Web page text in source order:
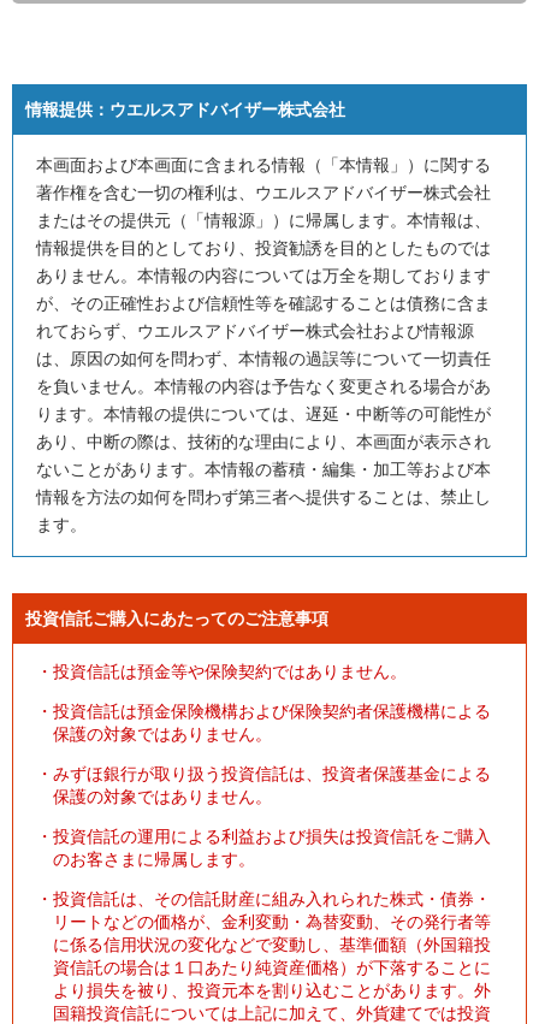
情報提供： ウエルスアドバイザー株式会社
本画面および本画面に含まれる情報（「本情報」）に関する
著作権を含む一切の権利は、ウエルスアドバイザー株式会社
またはその提供元（「情報源」）に帰属します。本情報は、
情報提供を目的としており、投資勧誘を目的としたものでは
ありません。本情報の内容については万全を期しております
が、その正確性および信頼性等を確認することは債務に含ま
れておらず、ウエルスアドバイザー株式会社および情報源
は、原因の如何を問わず、本情報の過誤等について一切責任
を負いません。本情報の内容は予告なく変更される場合があ
ります。本情報の提供については、遅延・中断等の可能性が
あり、中断の際は、技術的な理由により、本画面が表示され
ないことがあります。本情報の蓄積・編集・加工等および本
情報を方法の如何を問わず第三者へ提供することは、禁止し
ます。
投資信託ご購入にあたってのご注意事項
・ 投資信託は預金等や保険契約ではありません。
・ 投資信託は預金保険機構および保険契約者保護機構による
保護の対象ではありません。
・ みずほ銀行が取り扱う投資信託は、投資者保護基金による
保護の対象ではありません。
・ 投資信託の運用による利益および損失は投資信託をご購入
のお客さまに帰属します。
・ 投資信託は、その信託財産に組み入れられた株式・債券・
リートなどの価格が、金利変動・為替変動、その発行者等
に係る信用状況の変化などで変動し、基準価額（外国籍投
資信託の場合は１口あたり純資産価格）が下落することに
より損失を被り、投資元本を割り込むことがあります。外
国籍投資信託については上記に加えて、外貨建てでは投資